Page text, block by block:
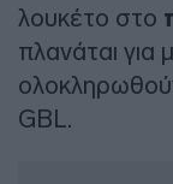
λουκέτο στο
πλανάται
GBL.